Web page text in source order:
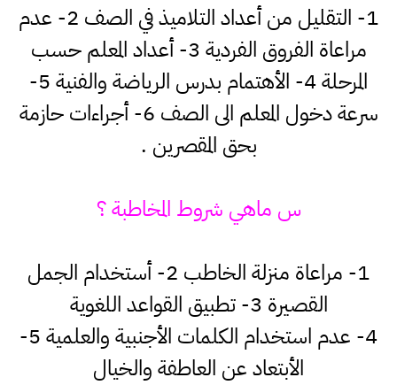
1- التقليل من أعداد التلاميذ في الصف 2- عدم
مراعاة الفروق الفردية 3- أعداد المعلم حسب
المرحلة 4- الأهتمام بدرس الرياضة والفنية 5-
سرعة دخول المعلم الى الصف 6- أجراءات حازمة
بحق المقصرين .
س ماهي شروط المخاطبة ؟
1- مراعاة منزلة الخاطب 2- أستخدام الجمل
القصيرة 3- تطبيق القواعد اللغوية
4- عدم استخدام الكلمات الأجنبية والعلمية 5-
الأبتعاد عن العاطفة والخيال